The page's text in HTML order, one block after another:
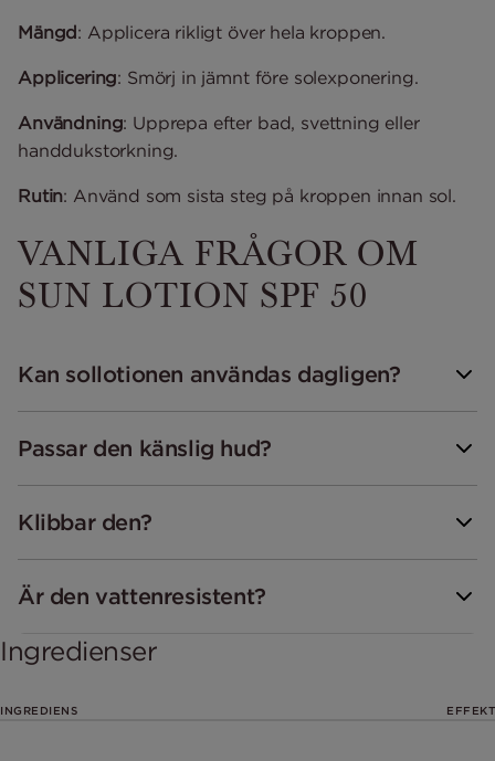
Mängd: Applicera rikligt över hela kroppen.
Applicering: Smörj in jämnt före solexponering.
Användning: Upprepa efter bad, svettning eller
handdukstorkning.
Rutin: Använd som sista steg på kroppen innan sol.
VANLIGA FRÅGOR OM
SUN LOTION SPF 50
Kan sollotionen användas dagligen?
Passar den känslig hud?
Klibbar den?
Är den vattenresistent?
Ingredienser
INGREDIENS EFFEKT